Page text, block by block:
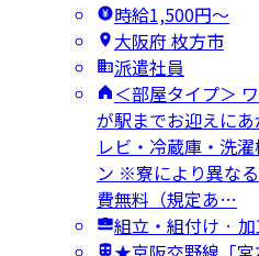
時給1,500円〜
大阪府 枚方市
派遣社員
＜部屋タイプ＞
が駅までお迎えに
レビ・冷蔵庫・洗
ン ※寮により異な
費無料（規定あ…
組立・組付け ·